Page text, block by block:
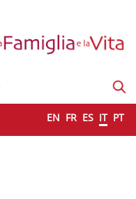
EN FR ES IT PT